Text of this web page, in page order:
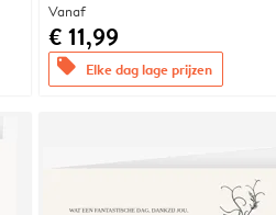
Vanaf
€ 11,99
offers Elke dag lage prijzen